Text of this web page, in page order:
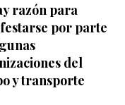
razón para
por parte
del
y transporte